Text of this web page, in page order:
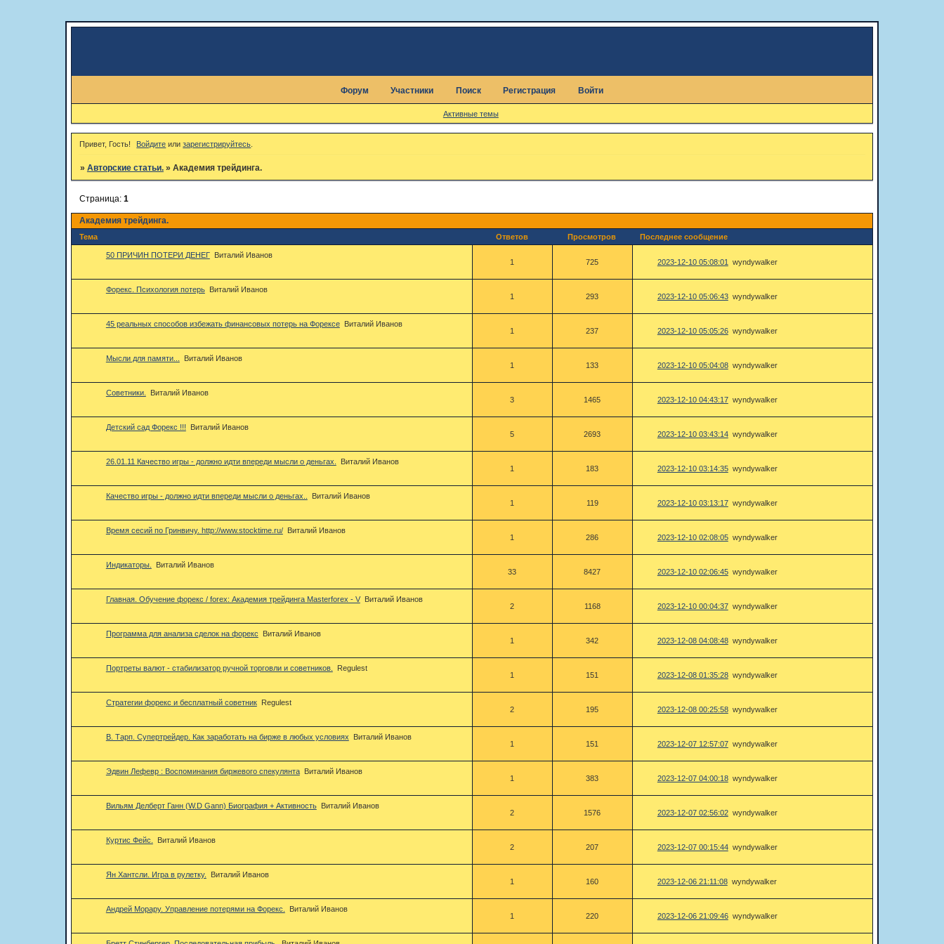
Форум Участники Поиск Регистрация Войти
Активные темы
Привет, Гость! Войдите илизарегистрируйтесь
» Авторские статьи. » Академия трейдинга.
Академия трейдинга.
Страница: 1
Тема Ответов Просмотров Последнее сообщение
50 ПРИЧИН ПОТЕРИ ДЕНЕГ
Виталий Иванов
1
725 2023-12-10 05:08:01 wyndywalker
Форекс. Психология потерь
Виталий Иванов
1
293 2023-12-10 05:06:43 wyndywalker
45 реальных способов избежать финансовых потерь на Форексе
Виталий Иванов
1
237 2023-12-10 05:05:26 wyndywalker
Мысли для памяти...
Виталий Иванов
1
133 2023-12-10 05:04:08 wyndywalker
Советники.
Виталий Иванов
3
1465 2023-12-10 04:43:17 wyndywalker
Детский сад Форекс !!!
Виталий Иванов
5
2693 2023-12-10 03:43:14 wyndywalker
26.01.11 Качество игры - должно идти впереди мысли о деньгах.
Виталий Иванов
1
183 2023-12-10 03:14:35 wyndywalker
Качество игры - должно идти впереди мысли о деньгах..
Виталий Иванов
1
119 2023-12-10 03:13:17 wyndywalker
Время сесий по Гринвичу. http://www.stocktime.ru/
Виталий Иванов
1
286 2023-12-10 02:08:05 wyndywalker
Индикаторы.
Виталий Иванов
33
8427 2023-12-10 02:06:45 wyndywalker
Главная. Обучение форекс / forex: Академия трейдинга Masterforex - V
Виталий Иванов
2
1168 2023-12-10 00:04:37 wyndywalker
Программа для анализа сделок на форекс
Виталий Иванов
1
342 2023-12-08 04:08:48 wyndywalker
Портреты валют - стабилизатор ручной торговли и советников.
Regulest
1
151 2023-12-08 01:35:28 wyndywalker
Стратегии форекс и бесплатный советник
Regulest
2
195 2023-12-08 00:25:58 wyndywalker
В. Тарп. Супертрейдер. Как заработать на бирже в любых условиях
Виталий Иванов
1
151 2023-12-07 12:57:07 wyndywalker
Эдвин Лефевр : Воспоминания биржевого спекулянта
Виталий Иванов
1
383 2023-12-07 04:00:18 wyndywalker
Вильям Делберт Ганн (W.D Gann) Биография + Активность
Виталий Иванов
2
1576 2023-12-07 02:56:02 wyndywalker
Куртис Фейс.
Виталий Иванов
2
207 2023-12-07 00:15:44 wyndywalker
Ян Хантсли. Игра в рулетку.
Виталий Иванов
1
160 2023-12-06 21:11:08 wyndywalker
Андрей Морару. Управление потерями на Форекс.
Виталий Иванов
1
220 2023-12-06 21:09:46 wyndywalker